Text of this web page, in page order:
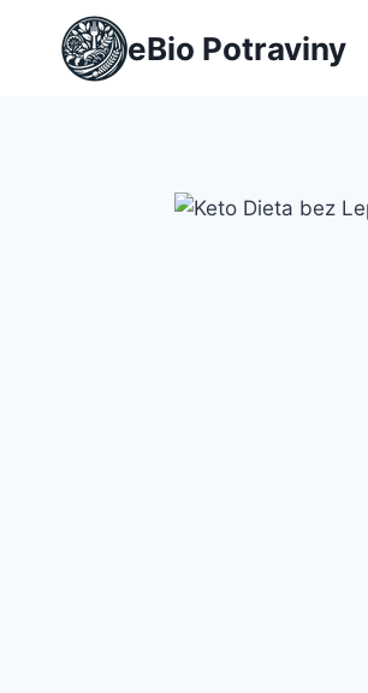
Přeskočit
eBio Potraviny